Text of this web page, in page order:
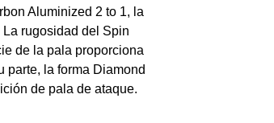
Aluminized 2 to 1, la
rugosidad del Spin
de la pala proporciona
parte, la forma Diamond
de pala de ataque.